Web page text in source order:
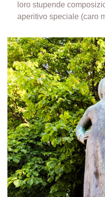
loro stupende
aperitivo speciale (caro